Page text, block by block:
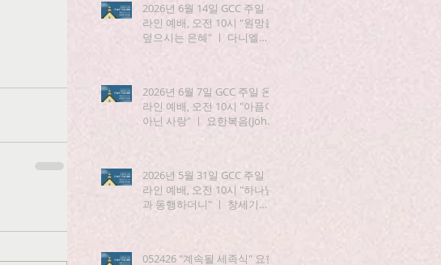
2026년 6월 14일 GCC 주일 온
라인 예배, 오전 10시 "원망을
덮으시는 은혜" ㅣ 다니엘
2026년 6월 7일 GCC 주일 온
라인 예배, 오전 10시 "아픔이
아닌 사랑" ㅣ 요한복음(John)
2026년 5월 31일 GCC 주일 온
라인 예배, 오전 10시 "하나님
과 동행하더니" ㅣ 창세기
052426 "계속될 세족식" 요한